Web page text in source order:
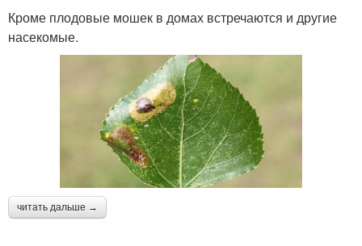
Кроме плодовые мошек в домах встречаются и другие
насекомые.
читать дальше →